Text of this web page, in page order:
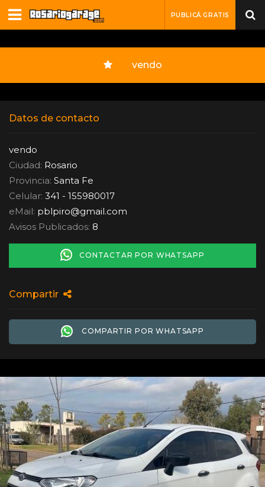
PUBLICÁ GRATIS
vendo
Datos de contacto
vendo
Ciudad: Rosario
Provincia: Santa Fe
Celular: 341 - 155980017
eMail: pblpiro@gmail.com
Avisos Publicados: 8
CONTACTAR POR WHATSAPP
Compartir
COMPARTIR POR WHATSAPP